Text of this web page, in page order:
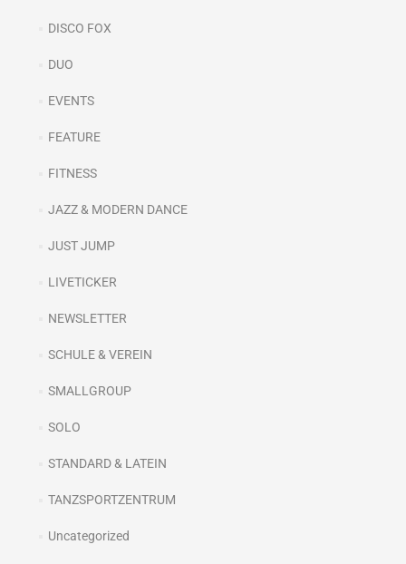
DISCO FOX
DUO
EVENTS
FEATURE
FITNESS
JAZZ & MODERN DANCE
JUST JUMP
LIVETICKER
NEWSLETTER
SCHULE & VEREIN
SMALLGROUP
SOLO
STANDARD & LATEIN
TANZSPORTZENTRUM
Uncategorized